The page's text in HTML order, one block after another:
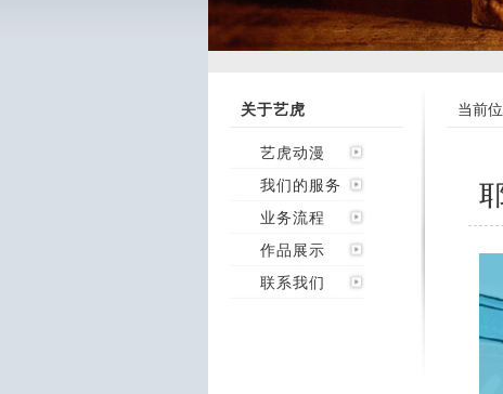
关于艺虎
艺虎动漫
我们的服务
业务流程
作品展示
联系我们
当前位